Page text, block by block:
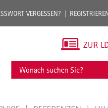
VERGESSEN?
ZUR